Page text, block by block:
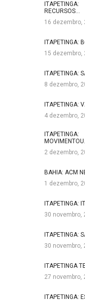
RECURSOS…
16 dezembro,
ITAPETINGA:
15 dezembro,
ITAPETINGA:
8 dezembro,
ITAPETINGA:
4 dezembro,
2 dezembro,
BAHIA: ACM
1 dezembro,
ITAPETINGA:
30 novembro,
ITAPETINGA:
30 novembro,
ITAPETINGA
27 novembro,
ITAPETINGA: